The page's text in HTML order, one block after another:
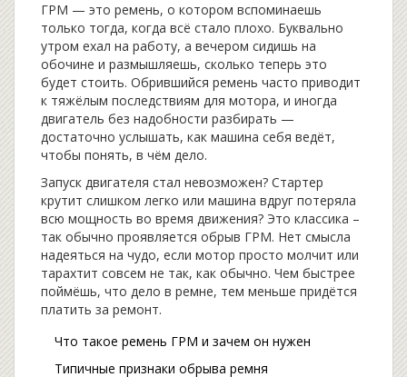
ГРМ — это ремень, о котором вспоминаешь
только тогда, когда всё стало плохо. Буквально
утром ехал на работу, а вечером сидишь на
обочине и размышляешь, сколько теперь это
будет стоить. Обрившийся ремень часто приводит
к тяжёлым последствиям для мотора, и иногда
двигатель без надобности разбирать —
достаточно услышать, как машина себя ведёт,
чтобы понять, в чём дело.
Запуск двигателя стал невозможен? Стартер
крутит слишком легко или машина вдруг потеряла
всю мощность во время движения? Это классика –
так обычно проявляется обрыв ГРМ. Нет смысла
надеяться на чудо, если мотор просто молчит или
тарахтит совсем не так, как обычно. Чем быстрее
поймёшь, что дело в ремне, тем меньше придётся
платить за ремонт.
Что такое ремень ГРМ и зачем он нужен
Типичные признаки обрыва ремня